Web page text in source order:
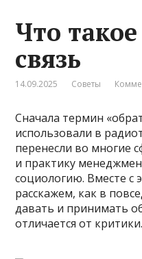
Что
связь
14.09.2025 Советы
Сначала термин
использовали в
перенесли во многие
и практику
социологию. Вместе с
расскажем, как в
давать и принимать
отличается от критики.